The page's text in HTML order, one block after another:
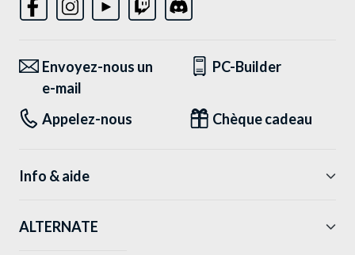
Envoyez-nous un
e-mail
PC-Builder
Appelez-nous Chèque cadeau
Info & aide
ALTERNATE